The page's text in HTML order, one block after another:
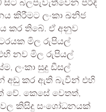
සිට බලපැවැත්වෙන පරිදි
කිරීමට ලංකා ඛනිජ
කර තිබේ. ඒ අනුව
මිල රුපියල්
නව මිල රුපියල්
ලංකා සුදු ඩීසල්
අඩු කර ඇති බැවින් එහි
වේ. කෙසේ වෙතත්,
කිසිදු සංශෝධනයක්